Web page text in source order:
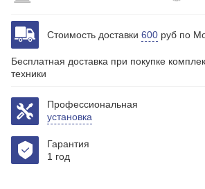
Стоимость доставки 600 руб по
Бесплатная доставка при покупке
техники
Профессиональная
установка
Гарантия
1 год